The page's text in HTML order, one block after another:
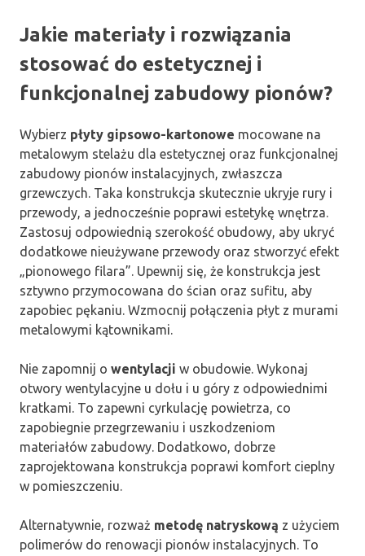
Jakie materiały i rozwiązania
stosować do estetycznej i
funkcjonalnej zabudowy pionów?
Wybierz płyty gipsowo-kartonowe mocowane na
metalowym stelażu dla estetycznej oraz funkcjonalnej
zabudowy pionów instalacyjnych, zwłaszcza
grzewczych. Taka konstrukcja skutecznie ukryje rury i
przewody, a jednocześnie poprawi estetykę wnętrza.
Zastosuj odpowiednią szerokość obudowy, aby ukryć
dodatkowe nieużywane przewody oraz stworzyć efekt
„pionowego filara”. Upewnij się, że konstrukcja jest
sztywno przymocowana do ścian oraz sufitu, aby
zapobiec pękaniu. Wzmocnij połączenia płyt z murami
metalowymi kątownikami.
Nie zapomnij o wentylacji w obudowie. Wykonaj
otwory wentylacyjne u dołu i u góry z odpowiednimi
kratkami. To zapewni cyrkulację powietrza, co
zapobiegnie przegrzewaniu i uszkodzeniom
materiałów zabudowy. Dodatkowo, dobrze
zaprojektowana konstrukcja poprawi komfort cieplny
w pomieszczeniu.
Alternatywnie, rozważ metodę natryskową z użyciem
polimerów do renowacji pionów instalacyjnych. To